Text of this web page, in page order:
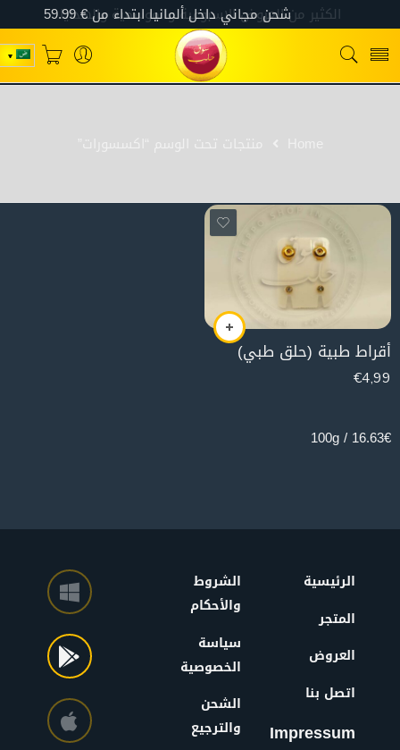
أقراط طبية (حلق طبي)
€4,99
16.63€ / 100g
الرئيسية
المتجر
العروض
اتصل بنا
Impressum
الشروط
والأحكام
سياسة
الخصوصية
الشحن
والترجيع